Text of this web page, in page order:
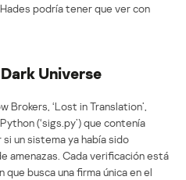
podría tener que ver con
Universe
‘Lost in Translation’,
(‘sigs.py’) que contenía
un sistema ya había sido
amenazas. Cada verificación está
busca una firma única en el